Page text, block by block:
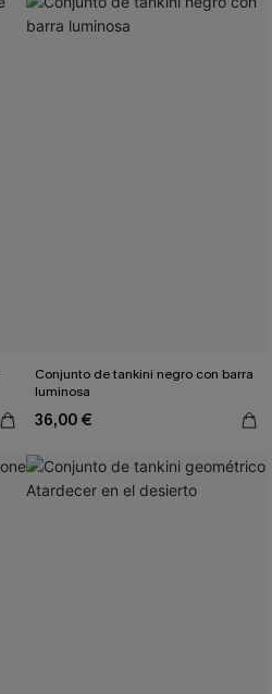
Conjunto de tankini negro con barra
luminosa
36,00 €